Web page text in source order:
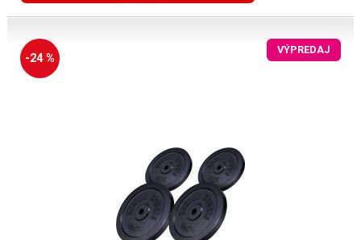
-24 %
VÝPREDAJ